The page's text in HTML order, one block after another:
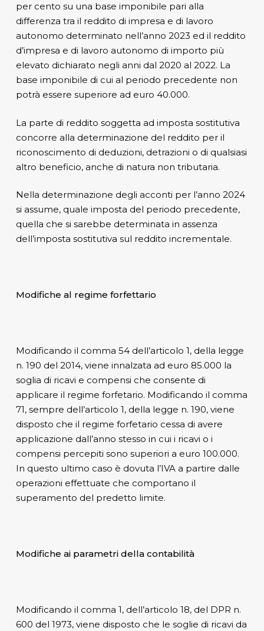
per cento su una base imponibile pari alla
differenza tra il reddito di impresa e di lavoro
autonomo determinato nell’anno 2023 ed il reddito
d’impresa e di lavoro autonomo di importo più
elevato dichiarato negli anni dal 2020 al 2022. La
base imponibile di cui al periodo precedente non
potrà essere superiore ad euro 40.000.
La parte di reddito soggetta ad imposta sostitutiva
concorre alla determinazione del reddito per il
riconoscimento di deduzioni, detrazioni o di qualsiasi
altro beneficio, anche di natura non tributaria.
Nella determinazione degli acconti per l’anno 2024
si assume, quale imposta del periodo precedente,
quella che si sarebbe determinata in assenza
dell’imposta sostitutiva sul reddito incrementale.
Modifiche al regime forfettario
Modificando il comma 54 dell’articolo 1, della legge
n. 190 del 2014, viene innalzata ad euro 85.000 la
soglia di ricavi e compensi che consente di
applicare il regime forfetario. Modificando il comma
71, sempre dell’articolo 1, della legge n. 190, viene
disposto che il regime forfetario cessa di avere
applicazione dall’anno stesso in cui i ricavi o i
compensi percepiti sono superiori a euro 100.000.
In questo ultimo caso è dovuta l’IVA a partire dalle
operazioni effettuate che comportano il
superamento del predetto limite.
Modifiche ai parametri della contabilità
Modificando il comma 1, dell’articolo 18, del DPR n.
600 del 1973, viene disposto che le soglie di ricavi da